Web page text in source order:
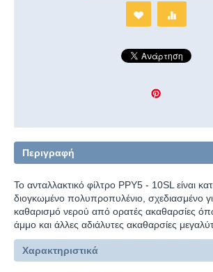
Περιγραφή
Το ανταλλακτικό φίλτρο PPY5 - 10SL είναι
διογκωμένο πολυπροπυλένιο, σχεδιασμένο
καθαρισμό νερού από ορατές ακαθαρσίες
άμμο και άλλες αδιάλυτες ακαθαρσίες
Χαρακτηριστικά